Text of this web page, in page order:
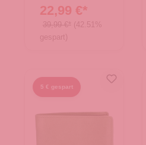
Brand
22,99 €*
39,99 €* (42.51%
gespart)
5 € gespart